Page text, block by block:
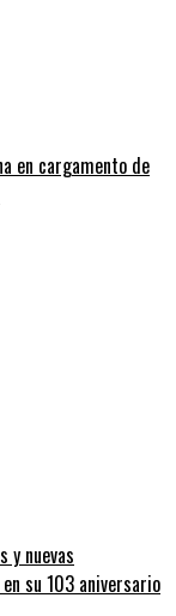
en cargamento de
y nuevas
su 103 aniversario